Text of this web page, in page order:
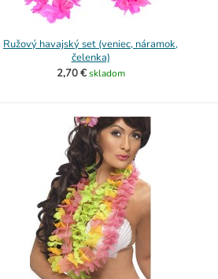
Ružový havajský set (veniec, náramok,
čelenka)
2,70 € skladom